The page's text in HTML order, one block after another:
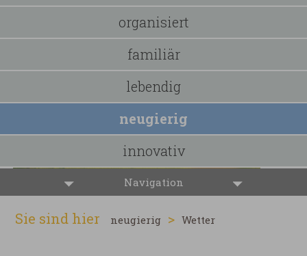
organisiert
familiär
lebendig
neugierig
innovativ
Navigation
Sie sind hier neugierig >Wetter